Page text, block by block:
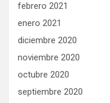
febrero 2021
enero 2021
diciembre 2020
noviembre 2020
octubre 2020
septiembre 2020